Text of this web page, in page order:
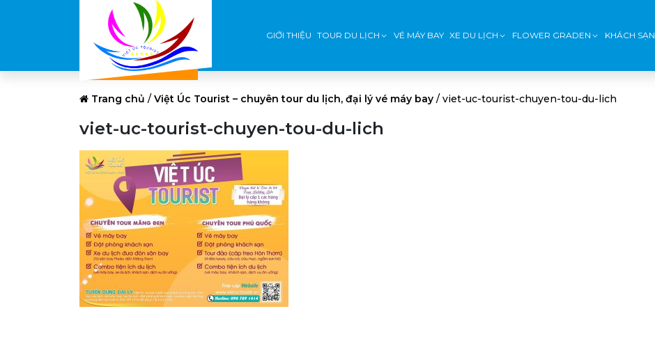
GIỚI THIỆU TOUR DU LỊCH VÉ MÁY BAY XE DU LỊCH FLOWER GRADEN KHÁCH SẠN
Trang chủ / Việt Úc Tourist – chuyên tour du lịch, đại lý vé máy bay / viet-uc-tourist-chuyen-tou-du-lich
viet-uc-tourist-chuyen-tou-du-lich